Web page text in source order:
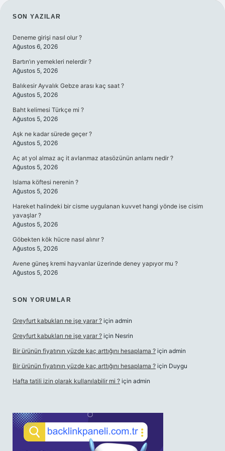
SIDEBAR
SON YAZILAR
Deneme girişi nasıl olur ?
Ağustos 6, 2026
Bartın’ın yemekleri nelerdir ?
Ağustos 5, 2026
Balıkesir Ayvalık Gebze arası kaç saat ?
Ağustos 5, 2026
Baht kelimesi Türkçe mi ?
Ağustos 5, 2026
Aşk ne kadar sürede geçer ?
Ağustos 5, 2026
Aç at yol almaz aç it avlanmaz atasözünün anlamı nedir ?
Ağustos 5, 2026
Islama köftesi nerenin ?
Ağustos 5, 2026
Hareket halindeki bir cisme uygulanan kuvvet hangi yönde ise cisim
yavaşlar ?
Ağustos 5, 2026
Göbekten kök hücre nasıl alınır ?
Ağustos 5, 2026
Avene güneş kremi hayvanlar üzerinde deney yapıyor mu ?
Ağustos 5, 2026
SON YORUMLAR
Greyfurt kabukları ne işe yarar ? için admin
Greyfurt kabukları ne işe yarar ? için Nesrin
Bir ürünün fiyatının yüzde kaç arttığını hesaplama ? için admin
Bir ürünün fiyatının yüzde kaç arttığını hesaplama ? için Duygu
Hafta tatili izin olarak kullanılabilir mi ? için admin